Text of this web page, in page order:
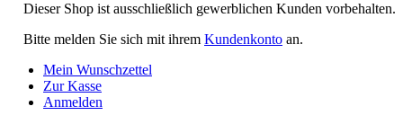
Dieser Shop ist ausschließlich gewerblichen Kunden vorbehalten.
Bitte melden Sie sich mit ihrem Kundenkonto an.
Mein Wunschzettel
Zur Kasse
Anmelden